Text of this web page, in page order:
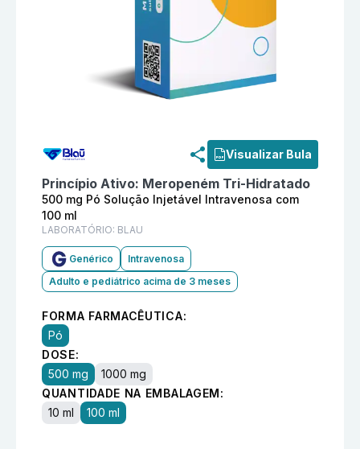
Visualizar Bula
Princípio Ativo: Meropeném Tri-Hidratado
500 mg Pó Solução Injetável Intravenosa com
100 ml
LABORATÓRIO: BLAU
Genérico
Intravenosa
Adulto e pediátrico acima de 3 meses
FORMA FARMACÊUTICA:
Pó
DOSE:
500 mg
1000 mg
QUANTIDADE NA EMBALAGEM:
10 ml
100 ml